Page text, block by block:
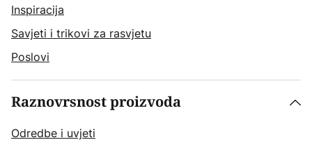
Inspiracija
Savjeti i trikovi za rasvjetu
Poslovi
Raznovrsnost proizvoda
Odredbe i uvjeti